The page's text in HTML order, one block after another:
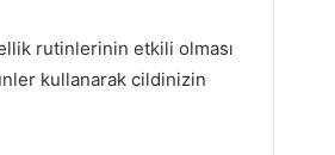
rutinlerinin etkili olması
kullanarak cildinizin